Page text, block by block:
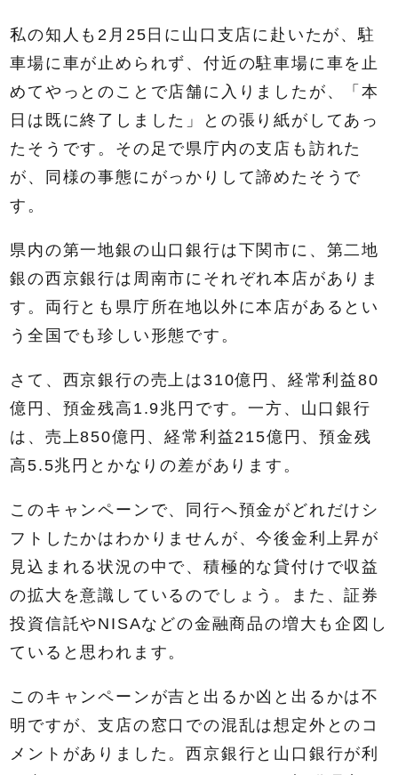
私の知人も2月25日に山口支店に赴いたが、駐
車場に車が止められず、付近の駐車場に車を止
めてやっとのことで店舗に入りましたが、「本
日は既に終了しました」との張り紙がしてあっ
たそうです。その足で県庁内の支店も訪れた
が、同様の事態にがっかりして諦めたそうで
す。
県内の第一地銀の山口銀行は下関市に、第二地
銀の西京銀行は周南市にそれぞれ本店がありま
す。両行とも県庁所在地以外に本店があるとい
う全国でも珍しい形態です。
さて、西京銀行の売上は310億円、経常利益80
億円、預金残高1.9兆円です。一方、山口銀行
は、売上850億円、経常利益215億円、預金残
高5.5兆円とかなりの差があります。
このキャンペーンで、同行へ預金がどれだけシ
フトしたかはわかりませんが、今後金利上昇が
見込まれる状況の中で、積極的な貸付けで収益
の拡大を意識しているのでしょう。また、証券
投資信託やNISAなどの金融商品の増大も企図し
ていると思われます。
このキャンペーンが吉と出るか凶と出るかは不
明ですが、支店の窓口での混乱は想定外とのコ
メントがありました。西京銀行と山口銀行が利